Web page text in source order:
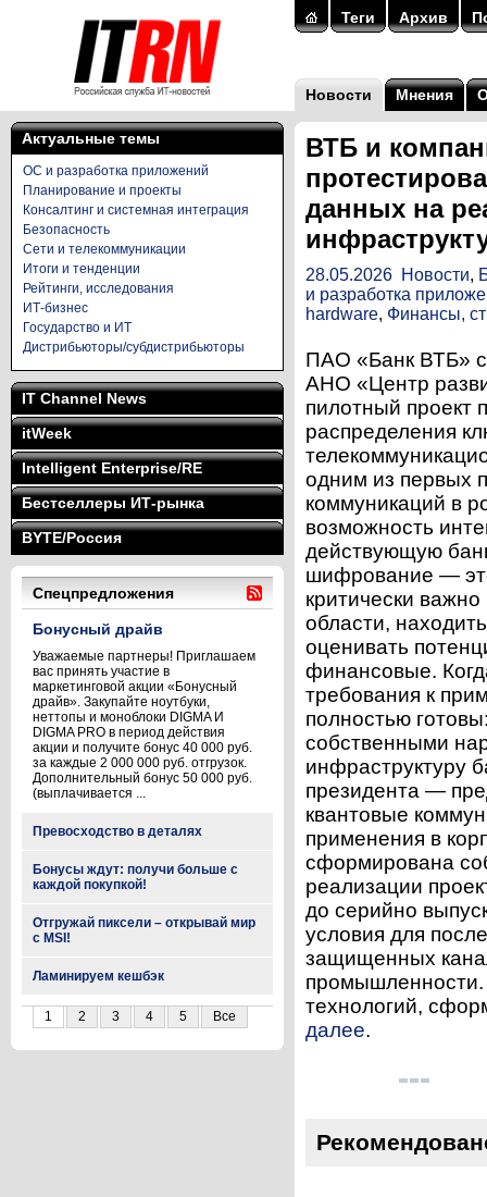
Теги Архив
Новости Мнения
Актуальные темы
ОС и разработка приложений
Планирование и проекты
Консалтинг и системная интеграция
Безопасность
Сети и телекоммуникации
Итоги и тенденции
Рейтинги, исследования
ИТ-бизнес
Государство и ИТ
Дистрибьюторы/субдистрибьюторы
IT Channel News
itWeek
Intelligent Enterprise/RE
Бестселлеры ИТ-рынка
BYTE/Россия
Спецпредложения
Бонусный драйв
Уважаемые партнеры! Приглашаем
вас принять участие в
маркетинговой акции «Бонусный
драйв». Закупайте ноутбуки,
неттопы и моноблоки DIGMA И
DIGMA PRO в период действия
акции и получите бонус 40 000 руб.
за каждые 2 000 000 руб. отгрузок.
Дополнительный бонус 50 000 руб.
(выплачивается ...
Превосходство в деталях
Бонусы ждут: получи больше с
каждой покупкой!
Отгружай пиксели – открывай мир
с MSI!
Ламинируем кешбэк
1 2 3 4 5 Все
ВТБ и
данных на
28.05.2026 Новости,
и разработка
hardware, Финансы,
ПАО «Банк ВТБ»
АНО «Центр
пилотный проект
распределения
одним из первых
коммуникаций в
возможность
действующую
шифрование —
критически
области,
оценивать
финансовые.
требования к
полностью
собственными
инфраструктуру
президента —
квантовые
применения в
сформирована
реализации
до серийно
условия для
защищенных
промышленности.
технологий,
далее.